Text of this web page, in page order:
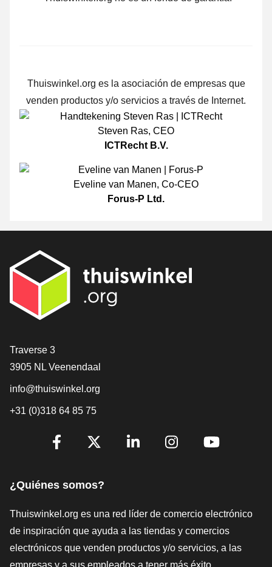
Thuiswinkel.org es la asociación de empresas que
venden productos y/o servicios a través de Internet.
Steven Ras, CEO
ICTRecht B.V.
Eveline van Manen, Co-CEO
Forus-P Ltd.
[_General:Contact]
Traverse 3
3905 NL Veenendaal
info@thuiswinkel.org
+31 (0)318 64 85 75
[_General:SocialMediaTitle]
¿Quiénes somos?
Thuiswinkel.org es una red líder de comercio electrónico
de inspiración que ayuda a las tiendas y comercios
electrónicos que venden productos y/o servicios, a las
empresas y a sus empleados a tener más éxito.